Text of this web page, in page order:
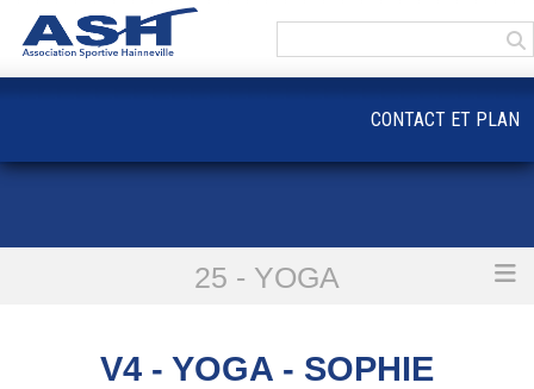
25 - YOGA
V4 - Yoga - Sophie
V4 - YOGA - SOPHIE
CONTACT ET PLAN
Panneau de gestion des cookies